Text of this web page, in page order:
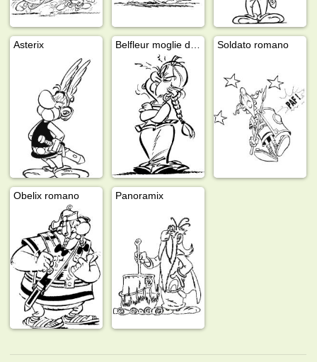
Asterix Soldato romano
Obelix romano Panoramix